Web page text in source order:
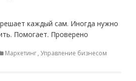
каждый сам. Иногда нужно
Помогает. Проверено
Маркетинг, Управление бизнесом